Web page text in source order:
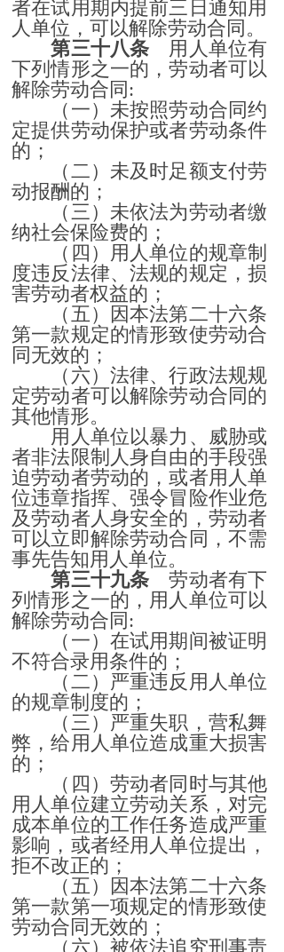
者在试用期内提前三日通知用
人单位，可以解除劳动合同。
第三十八条 用人单位有
下列情形之一的，劳动者可以
解除劳动合同:
（一）未按照劳动合同约
定提供劳动保护或者劳动条件
的；
（二）未及时足额支付劳
动报酬的；
（三）未依法为劳动者缴
纳社会保险费的；
（四）用人单位的规章制
度违反法律、法规的规定，损
害劳动者权益的；
（五）因本法第二十六条
第一款规定的情形致使劳动合
同无效的；
（六）法律、行政法规规
定劳动者可以解除劳动合同的
其他情形。
用人单位以暴力、威胁或
者非法限制人身自由的手段强
迫劳动者劳动的，或者用人单
位违章指挥、强令冒险作业危
及劳动者人身安全的，劳动者
可以立即解除劳动合同，不需
事先告知用人单位。
第三十九条 劳动者有下
列情形之一的，用人单位可以
解除劳动合同:
（一）在试用期间被证明
不符合录用条件的；
（二）严重违反用人单位
的规章制度的；
（三）严重失职，营私舞
弊，给用人单位造成重大损害
的；
（四）劳动者同时与其他
用人单位建立劳动关系，对完
成本单位的工作任务造成严重
影响，或者经用人单位提出，
拒不改正的；
（五）因本法第二十六条
第一款第一项规定的情形致使
劳动合同无效的；
（六）被依法追究刑事责